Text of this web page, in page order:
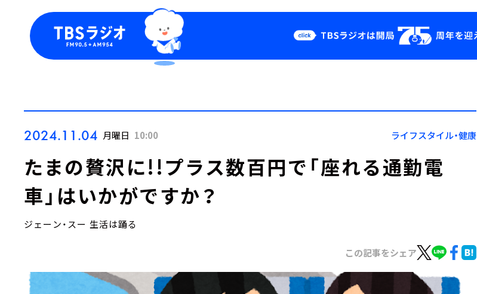
Podcast
YouTube
会社情報
2024.11.04 月曜日 10:00 ライフスタイル・健康
たまの贅沢に!!プラス数百円で「座れる通勤電
車」はいかがですか？
ジェーン・スー 生活は踊る
この記事をシェア